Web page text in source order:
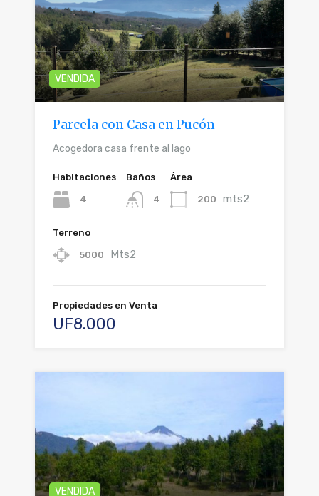
VENDIDA
Parcela con Casa en Pucón
Acogedora casa frente al lago
Habitaciones
4
Baños
4
Área
200 mts2
Terreno
5000 Mts2
Propiedades en Venta
UF8.000
VENDIDA